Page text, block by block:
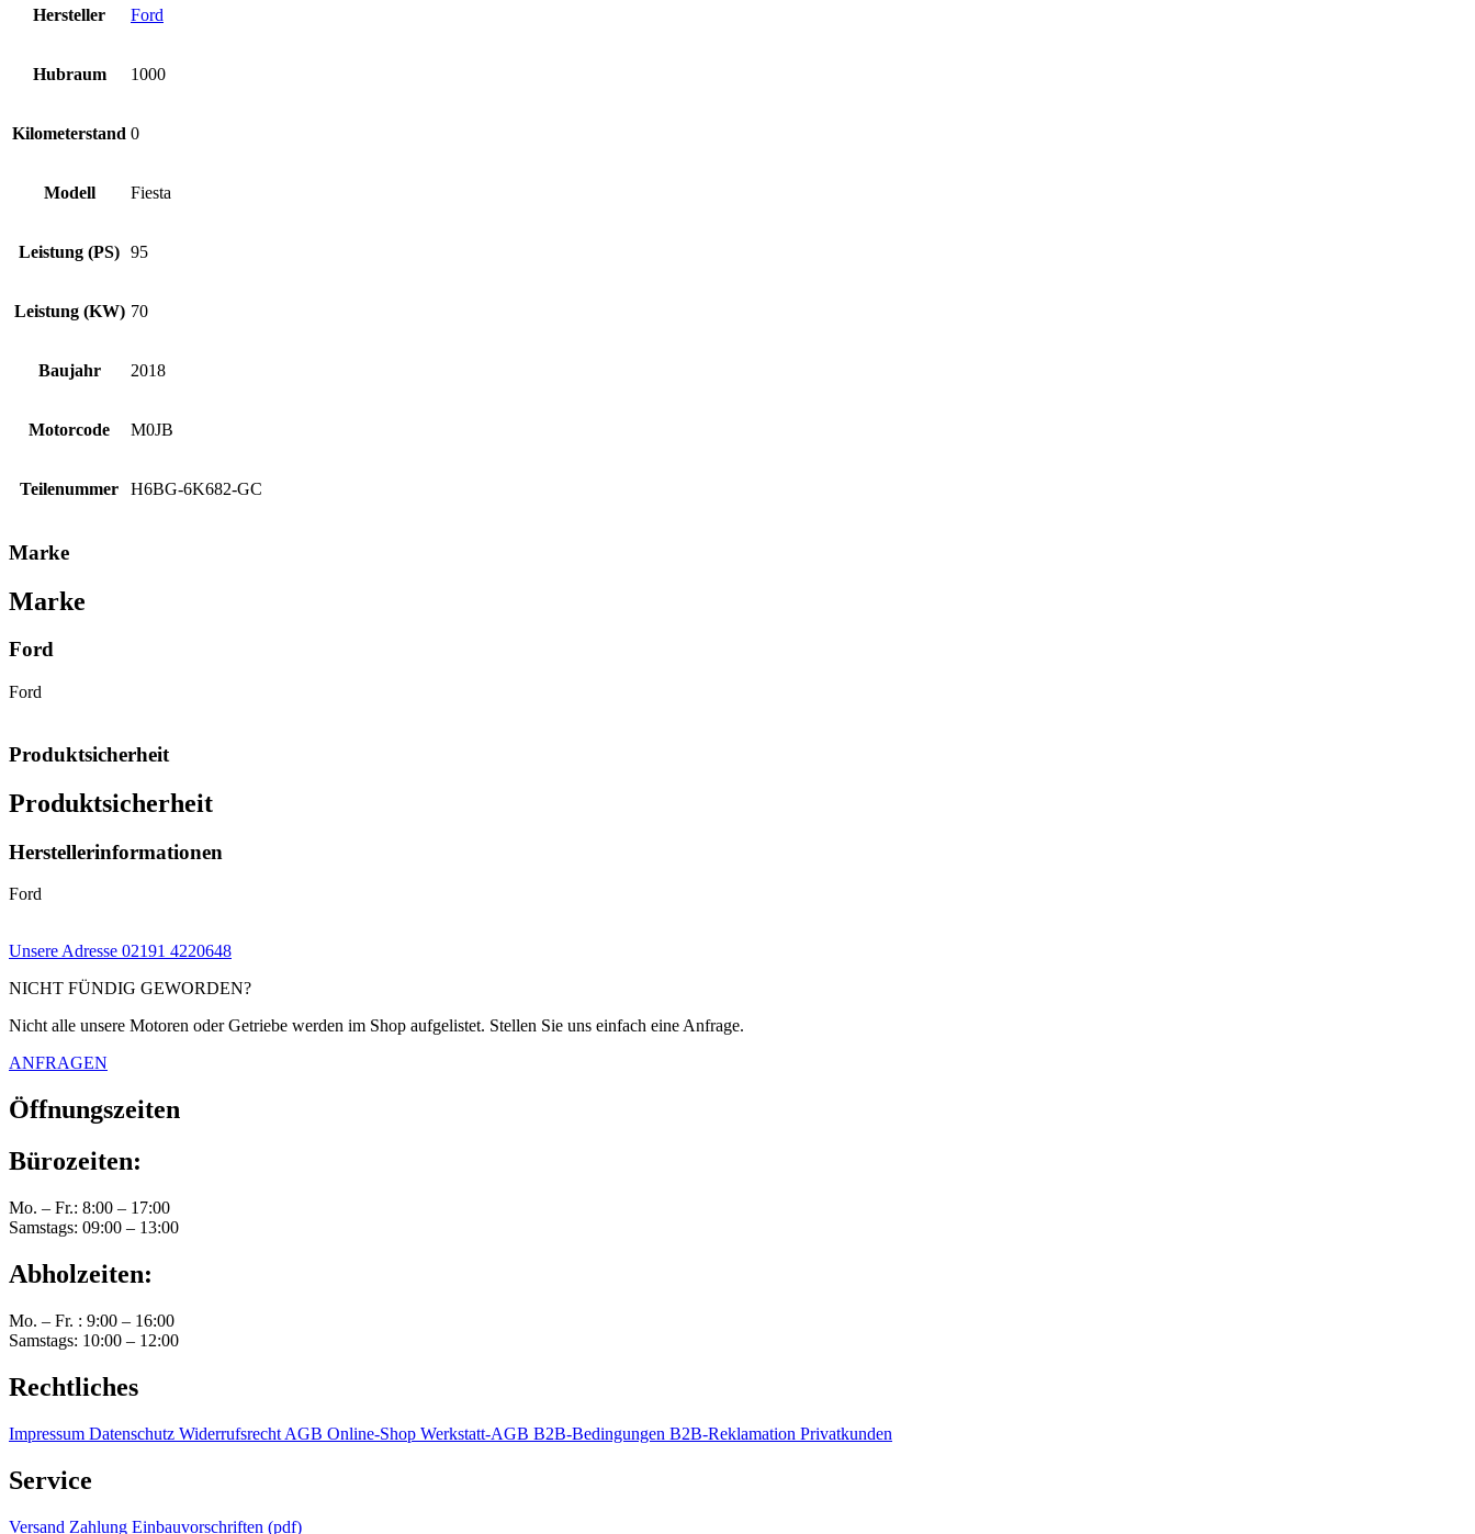
Hersteller Ford
Hubraum 1000
Kilometerstand 0
Modell Fiesta
Leistung (PS) 95
Leistung (KW) 70
Baujahr 2018
Motorcode M0JB
Teilenummer H6BG-6K682-GC
Marke
Marke
Ford
Ford
Produktsicherheit
Produktsicherheit
Herstellerinformationen
Ford
Unsere Adresse 02191 4220648
NICHT FÜNDIG GEWORDEN?
Nicht alle unsere Motoren oder Getriebe werden im Shop aufgelistet. Stellen Sie uns einfach eine Anfrage.
ANFRAGEN
Öffnungszeiten
Bürozeiten:
Mo. – Fr.: 8:00 – 17:00
Samstags: 09:00 – 13:00
Abholzeiten:
Mo. – Fr. : 9:00 – 16:00
Samstags: 10:00 – 12:00
Rechtliches
Impressum Datenschutz Widerrufsrecht AGB Online-Shop Werkstatt-AGB B2B-Bedingungen B2B-Reklamation Privatkunden
Service
Versand Zahlung Einbauvorschriften (pdf)